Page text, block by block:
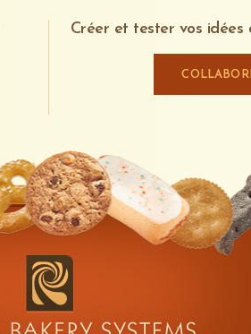
Créer et tester vos idées